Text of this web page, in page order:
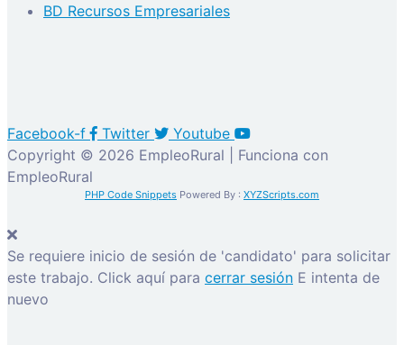
BD Recursos Empresariales
Facebook-f Twitter
Youtube
Copyright © 2026 EmpleoRural | Funciona con
EmpleoRural
PHP Code Snippets Powered By : XYZScripts.com
Se requiere inicio de sesión de 'candidato' para solicitar
este trabajo. Click aquí para cerrar sesión E intenta de
nuevo